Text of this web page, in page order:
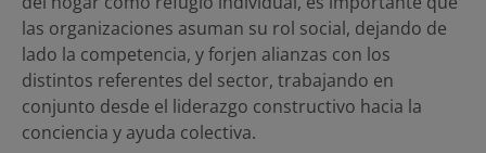
las organizaciones asuman su rol social, dejando de
lado la competencia, y forjen alianzas con los
distintos referentes del sector, trabajando en
conjunto desde el liderazgo constructivo hacia la
conciencia y ayuda colectiva.